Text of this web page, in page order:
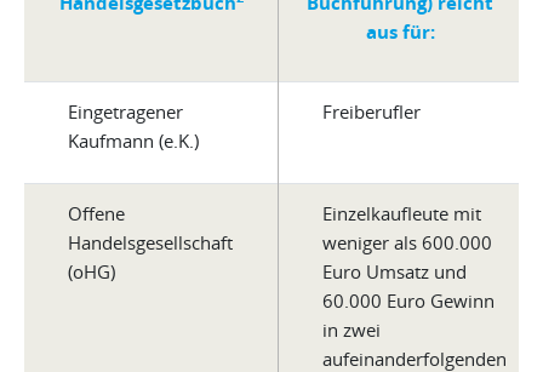
aus für:
Eingetragener
Kaufmann (e.K.)
Freiberufler
Offene
Handelsgesellschaft
(oHG)
Einzelkaufleute mit
weniger als 600.000
Euro Umsatz und
60.000 Euro Gewinn
in zwei
aufeinanderfolgenden